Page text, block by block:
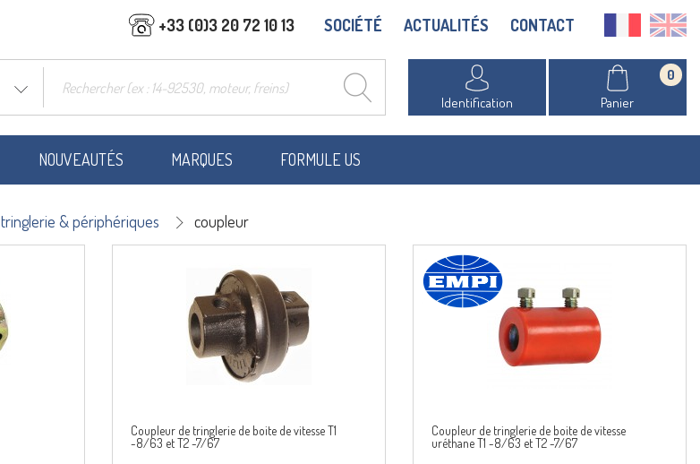
+33 (0)3 20 72 10 13 SOCIÉTÉ ACTUALITÉS CONTACT
Identification Panier
0
NOUVEAUTÉS MARQUES FORMULE US
tringlerie & périphériques coupleur
Coupleur de tringlerie de boite de vitesse T1
-8/63 et T2 -7/67
Coupleur de tringlerie de boite de vitesse
uréthane T1 -8/63 et T2 -7/67